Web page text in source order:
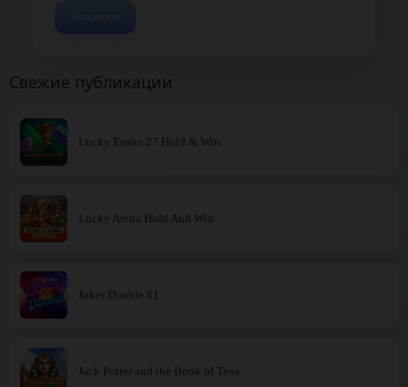
Свежие публикации
Lucky Easter 27 Hold & Win
Lucky Arena Hold And Win
Joker Double 81
Jack Potter and the Book of Teos